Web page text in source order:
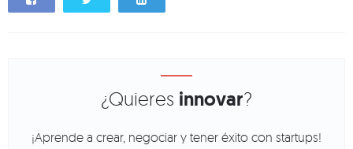
¿Quieres innovar?
¡Aprende a crear, negociar y tener éxito con startups!